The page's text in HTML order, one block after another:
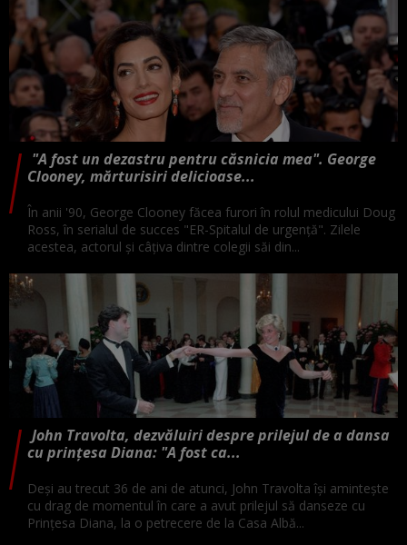
"A fost un dezastru pentru căsnicia mea". George
Clooney, mărturisiri delicioase...
În anii '90, George Clooney făcea furori în rolul medicului Doug
Ross, în serialul de succes "ER-Spitalul de urgență". Zilele
acestea, actorul și câțiva dintre colegii săi din...
John Travolta, dezvăluiri despre prilejul de a dansa
cu prințesa Diana: "A fost ca...
Deși au trecut 36 de ani de atunci, John Travolta își amintește
cu drag de momentul în care a avut prilejul să danseze cu
Prințesa Diana, la o petrecere de la Casa Albă...